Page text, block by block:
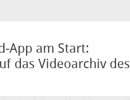
App am Start:
das Videoarchiv des